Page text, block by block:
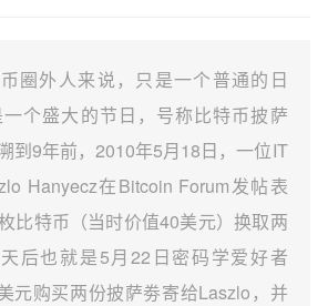
圈外人来说，只是一个普通的日
个盛大的节日，号称比特币披萨
到9年前，2010年5月18日，一位IT
Hanyecz在Bitcoin Forum发帖表
比特币（当时价值40美元）换取两
后也就是5月22日密码学爱好者
元购买两份披萨劵寄给Laszlo，并